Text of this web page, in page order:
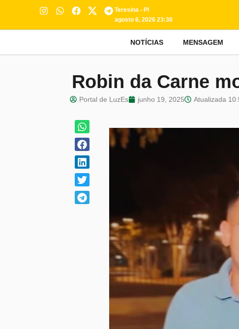
Teresina - PI
agosto 6, 2026 23:30
NOTÍCIAS MENSAGEM
Robin da Carne
Portal de LuzEs junho 19, 2025 Atualizada